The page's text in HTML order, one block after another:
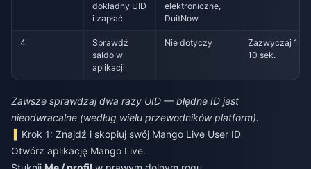
dokładny UID
i zapłać
elektroniczne,
DuitNow
4
Sprawdź
saldo w
aplikacji
Nie dotyczy
Zazwyczaj 1-
10 sek.
Zawsze sprawdzaj dwa razy UID — błędne ID jest
nieodwracalne (według wielu przewodników platform).
Krok 1: Znajdź i skopiuj swój Mango Live User ID
Otwórz aplikację Mango Live.